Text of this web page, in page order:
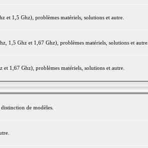
et 1,5 Ghz), problèmes matériels, solutions et autre.
1,5 Ghz et 1,67 Ghz), problèmes matériels, solutions et autre.
1,67 Ghz), problèmes matériels, solutions et autre.
de modèles.